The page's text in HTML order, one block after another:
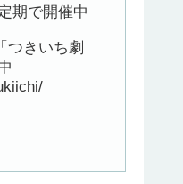
期で開催中
つきいち劇